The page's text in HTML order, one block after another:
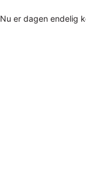
Nu er dagen endelig